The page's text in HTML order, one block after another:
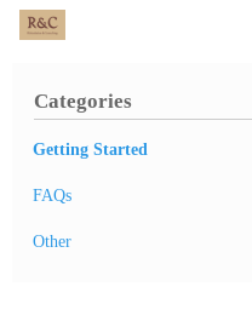
content
Categories
Getting Started
FAQs
Other